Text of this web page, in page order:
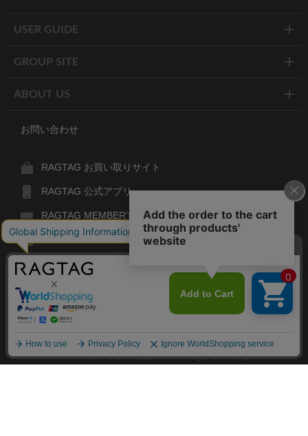
USER GUIDE
GROUP SITE
ABOUT US
お問い合わせ
RAGTAG お買い取りサイト
RAGTAG 公式アプリ
RAGTAG MEMBER'S CARD
RAGTAG MAGAZINE
RAGTAG Global
RAGTAG
デザイナーズブランドのユーズド・セレクトショップ